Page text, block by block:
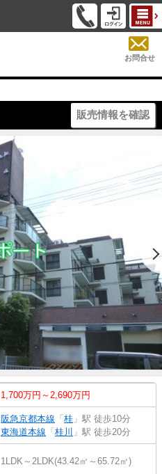
お問合せ
販売情報を確認
1,700万円～2,690万円
阪急京都本線 「 桂 」駅 徒歩10分
東海道本線 「 桂川 」駅 徒歩20分
1LDK～2LDK(43.42㎡～65.72㎡)